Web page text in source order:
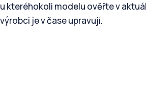
u kteréhokoli modelu ověřte v
výrobci je v čase upravují.